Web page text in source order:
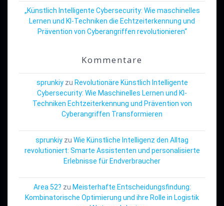
„Künstlich Intelligente Cybersecurity: Wie maschinelles
Lernen und KI-Techniken die Echtzeiterkennung und
Prävention von Cyberangriffen revolutionieren“
Kommentare
sprunkiyzu Revolutionäre Künstlich Intelligente
Cybersecurity: Wie Maschinelles Lernen und KI-
Techniken Echtzeiterkennung und Prävention von
Cyberangriffen Transformieren
sprunkiy zu Wie Künstliche Intelligenz den Alltag
revolutioniert: Smarte Assistenten und personalisierte
Erlebnisse für Endverbraucher
Area 52? zu Meisterhafte Entscheidungsfindung:
Kombinatorische Optimierung und ihre Rolle in Logistik